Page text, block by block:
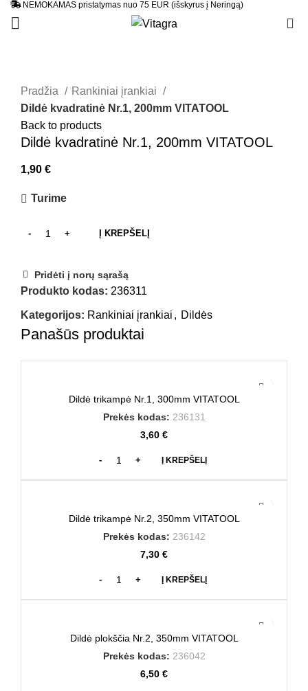
NEMOKAMAS pristatymas nuo 75 EUR (išskyrus į Neringą)
Pradžia
Rankiniai įrankiai
Dildė kvadratinė Nr.1, 200mm VITATOOL
Back to products
Dildė kvadratinė Nr.1, 200mm VITATOOL
1,90 €
Turime
Į KREPŠELĮ
Pridėti į norų sąrašą
Produkto kodas: 236311
Kategorijos: Rankiniai įrankiai , Dildės
Panašūs produktai
Dildė trikampė Nr.1, 300mm VITATOOL
Prekės kodas: 236131
3,60 €
Į KREPŠELĮ
Dildė trikampė Nr.2, 350mm VITATOOL
Prekės kodas: 236142
7,30 €
Į KREPŠELĮ
Dildė plokščia Nr.2, 350mm VITATOOL
Prekės kodas: 236042
6,50 €